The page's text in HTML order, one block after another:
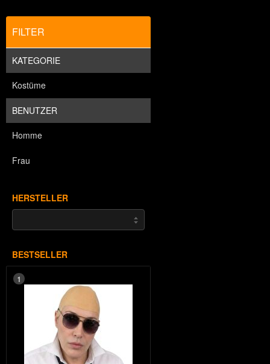
FILTER
KATEGORIE
Kostüme
BENUTZER
Homme
Frau
HERSTELLER
BESTSELLER
1